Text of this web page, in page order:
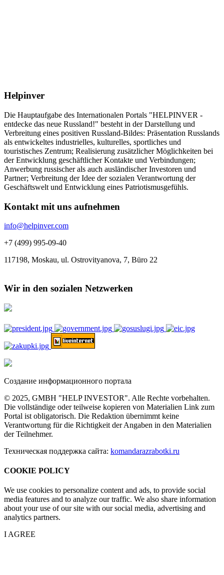
Helpinver
Die Hauptaufgabe des Internationalen Portals "HELPINVER -
entdecke das neue Russland!" besteht in der Darstellung und
Verbreitung eines positiven Russland-Bildes: Präsentation Russlands
als entwickeltes industrielles, kulturelles, sportliches und
touristisches Zentrum; Realisierung zusätzlicher Möglichkeiten bei
der Entwicklung geschäftlicher Kontakte und Verbindungen;
Anwerbung russischer als auch ausländischer Investoren und
Partner; Verbreitung der Idee der sozialen Verantwortung der
Geschäftswelt und Entwicklung eines Patriotismusgefühls.
Kontakt mit uns aufnehmen
info@helpinver.com
+7 (499) 995-09-40
117198, Moskau, ul. Ostrovityanova, 7, Büro 22
Wir in den sozialen Netzwerken
Создание информационного портала
© 2025, GMBH "HELP INVESTOR". Alle Rechte vorbehalten.
Die vollständige oder teilweise kopieren von Materialien Link zum
Portal ist obligatorisch. Die Redaktion übernimmt keine
Verantwortung für die Richtigkeit der Angaben in den Materialien
der Teilnehmer.
Техническая поддержка сайта: komandarazrabotki.ru
COOKIE POLICY
We use cookies to personalize content and ads, to provide social
media features and to analyze our traffic. We also share information
about your use of our site with our social media, advertising and
analytics partners.
I AGREE